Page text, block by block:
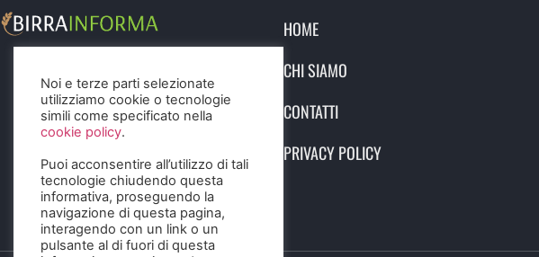
HOME
CHI SIAMO
CONTATTI
PRIVACY POLICY
Noi e terze parti selezionate
utilizziamo cookie o tecnologie
simili come specificato nella
cookie policy.
Puoi acconsentire all’utilizzo di tali
tecnologie chiudendo questa
informativa, proseguendo la
navigazione di questa pagina,
interagendo con un link o un
pulsante al di fuori di questa